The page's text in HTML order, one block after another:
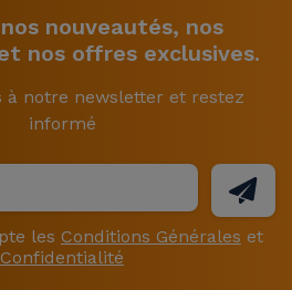
nouveautés, nos
nos offres exclusives.
à notre newsletter et restez
informé
les Conditions Générales et